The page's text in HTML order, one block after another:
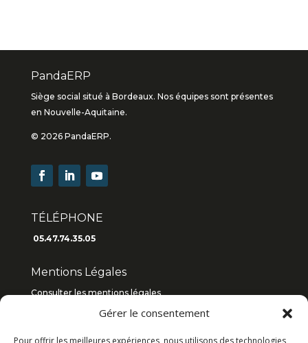
Gérer le consentement
Pour offrir les meilleures expériences, nous utilisons des technologies
PandaERP
Siège social situé à Bordeaux. Nos équipes sont présentes
en Nouvelle-Aquitaine.
© 2026 PandaERP.
TÉLÉPHONE
05.47.74.35.05
Mentions Légales
Consulter les mentions légales
Consulter les C.G.V 2019/ 2018